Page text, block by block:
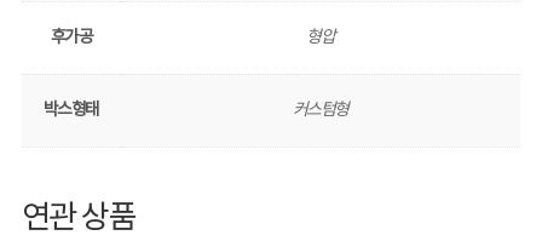
후가공 형압
박스형태 커스텀형
연관 상품